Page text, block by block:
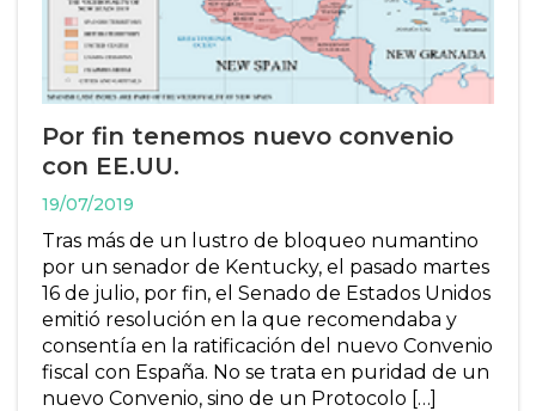
Por fin tenemos nuevo convenio
con EE.UU.
19/07/2019
Tras más de un lustro de bloqueo numantino
por un senador de Kentucky, el pasado martes
16 de julio, por fin, el Senado de Estados Unidos
emitió resolución en la que recomendaba y
consentía en la ratificación del nuevo Convenio
fiscal con España. No se trata en puridad de un
nuevo Convenio, sino de un Protocolo […]